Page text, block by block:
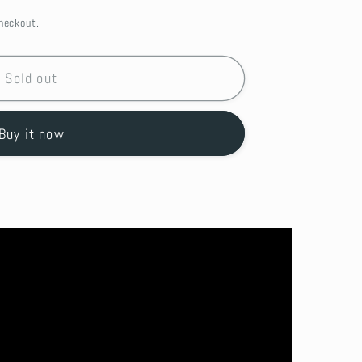
Sold out
Buy it now